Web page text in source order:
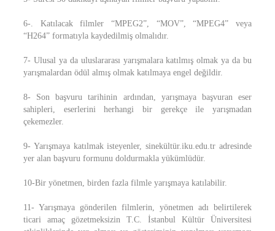
6-. Katılacak filmler “MPEG2”, “MOV”, “MPEG4” veya
“H264” formatıyla kaydedilmiş olmalıdır.
7- Ulusal ya da uluslararası yarışmalara katılmış olmak ya da bu
yarışmalardan ödül almış olmak katılmaya engel değildir.
8- Son başvuru tarihinin ardından, yarışmaya başvuran eser
sahipleri, eserlerini herhangi bir gerekçe ile yarışmadan
çekemezler.
9- Yarışmaya katılmak isteyenler, sinekültür.iku.edu.tr adresinde
yer alan başvuru formunu doldurmakla yükümlüdür.
10-Bir yönetmen, birden fazla filmle yarışmaya katılabilir.
11- Yarışmaya gönderilen filmlerin, yönetmen adı belirtilerek
ticari amaç gözetmeksizin T.C. İstanbul Kültür Üniversitesi